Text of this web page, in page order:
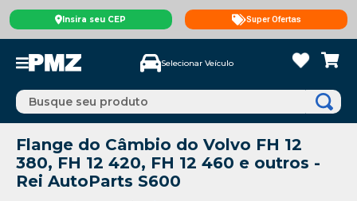
Insira seu CEP Super Ofertas
Selecionar Veículo
Busque seu produto
Flange do Câmbio do Volvo FH 12
380, FH 12 420, FH 12 460 e outros -
Rei AutoParts S600